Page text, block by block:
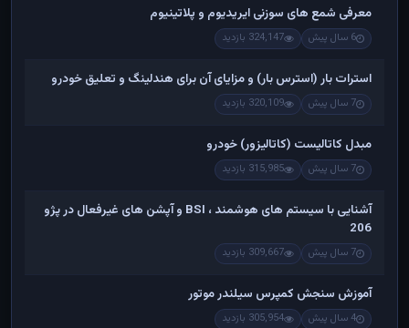
معرفی شمع های سوزنی ایریدیوم و پلاتینیوم
6 سال پیش 324,147 بازدید
استرات بار (استرس بار) و مزایای آن برای هندلینگ و تعلیق خودرو
7 سال پیش 320,109 بازدید
مبدل کاتالیست (کاتالیزور) خودرو
7 سال پیش 315,985 بازدید
آشنایی با سیستم های هوشمند ، BSI و آپشن های غیرفعال در پژو
206
7 سال پیش 309,667 بازدید
آموزش سنجش کمپرس سیلندر موتور
4 سال پیش 305,954 بازدید